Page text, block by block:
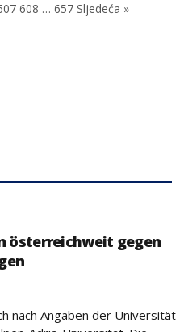
608 … 657 Sljedeća »
österreichweit gegen
nach Angaben der Universität